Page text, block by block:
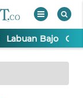
Labuan Bajo